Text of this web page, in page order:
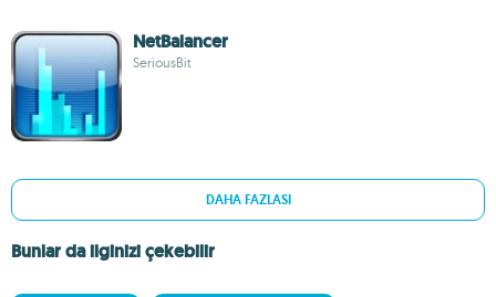
NetBalancer
SeriousBit
DAHA FAZLASI
Bunlar da ilginizi çekebilir